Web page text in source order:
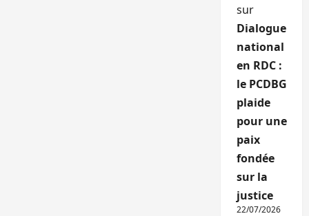
sur
Dialogue
national
en RDC :
le PCDBG
plaide
pour une
paix
fondée
sur la
justice
22/07/2026